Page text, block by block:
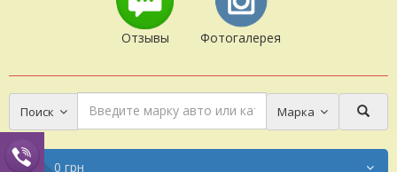
Отзывы Фотогалерея
Поиск Марка
0 грн